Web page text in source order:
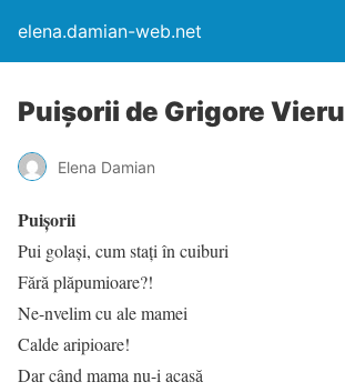
elena.damian-web.net
Puişorii de Grigore Vieru
Elena Damian
Puişorii
Pui golaşi, cum staţi în cuiburi
Fără plăpumioare?!
Ne-nvelim cu ale mamei
Calde aripioare!
Dar când mama nu-i acasă